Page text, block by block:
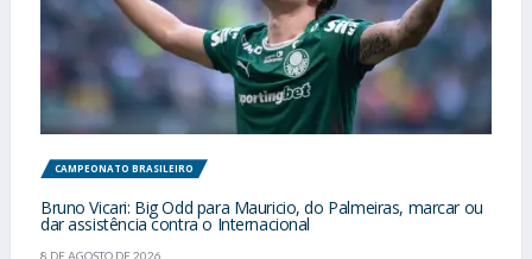
CAMPEONATO BRASILEIRO
Bruno Vicari: Big Odd para Mauricio, do Palmeiras, marcar ou
dar assistência contra o Internacional
8 DE AGOSTO DE 2026